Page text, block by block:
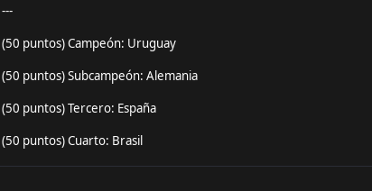
---
(50 puntos) Campeón: Uruguay
(50 puntos) Subcampeón: Alemania
(50 puntos) Tercero: España
(50 puntos) Cuarto: Brasil